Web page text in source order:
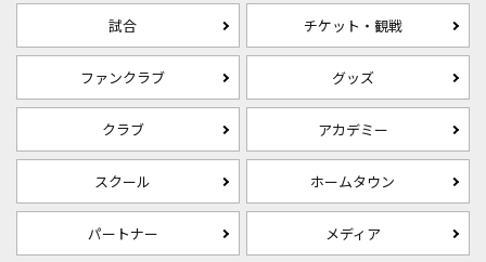
試合 チケット・観戦
ファンクラブ グッズ
クラブ アカデミー
スクール ホームタウン
パートナー メディア